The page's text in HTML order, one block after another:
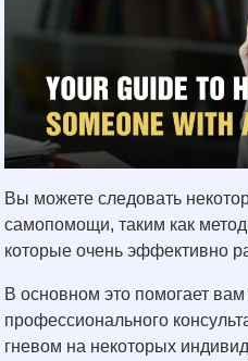
Вы можете следовать
самопомощи, таким как
которые очень эффективно
В основном это помогает вам
профессионального
гневом на некоторых